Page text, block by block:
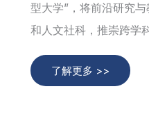
型大学”，将前沿研究
和人文社科，推崇跨学
了解更多 >>